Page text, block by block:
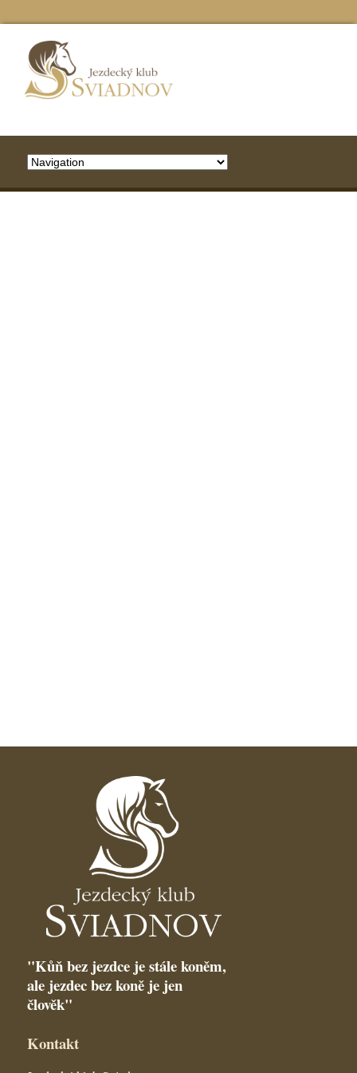
"Kůň bez jezdce je stále koněm,
ale jezdec bez koně je jen
člověk"
Kontakt